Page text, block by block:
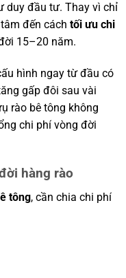
duy đầu tư. Thay vì chỉ
đến cách tối ưu chi
15–20 năm.
hình ngay từ đầu có
gấp đôi sau vài
rào bê tông không
chi phí vòng đời
hàng rào
tông, cần chia chi phí